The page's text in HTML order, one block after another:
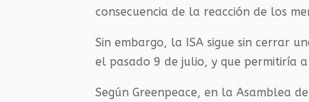
consecuencia de la reacción de los
Sin embargo, la ISA sigue sin cerrar
el pasado 9 de julio, y que permitiría
Según Greenpeace, en la Asamblea